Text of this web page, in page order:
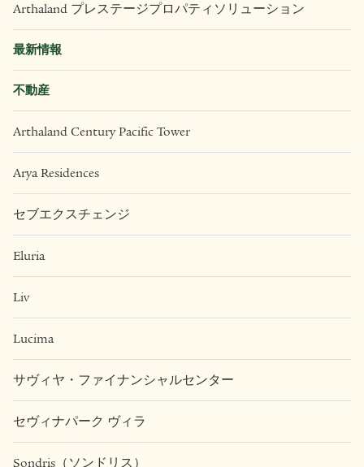
Arthaland プレステージプロパティソリューション
最新情報
不動産
Arthaland Century Pacific Tower
Arya Residences
セブエクスチェンジ
Eluria
Liv
Lucima
サヴィヤ・ファイナンシャルセンター
セヴィナパーク ヴィラ
Sondris（ソンドリス）